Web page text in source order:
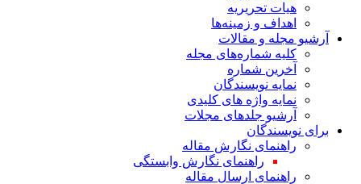
هیات تحریریه
اهداف و زمینه‌ها
آرشیو مجله و مقالات
کلیه شماره‌های مجله
آخرین شماره
نمایه نویسندگان
نمایه واژه های کلیدی
آرشیو جلدهای مجلات
برای نویسندگان
راهنمای نگارش مقاله
راهنمای نگارش وابستگی
راهنمای ارسال مقاله